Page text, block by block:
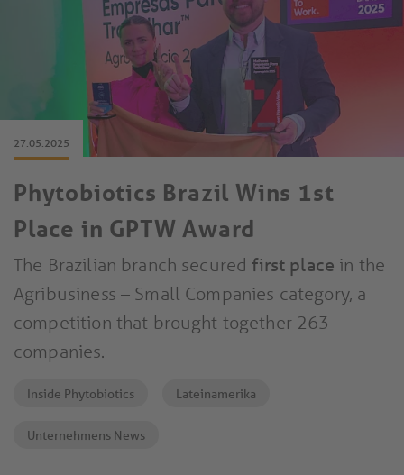
27.05.2025
Phytobiotics Brazil Wins 1st
Place in GPTW Award
The Brazilian branch secured first place in the
Agribusiness – Small Companies category, a
competition that brought together 263
companies.
Inside Phytobiotics Lateinamerika
Unternehmens News